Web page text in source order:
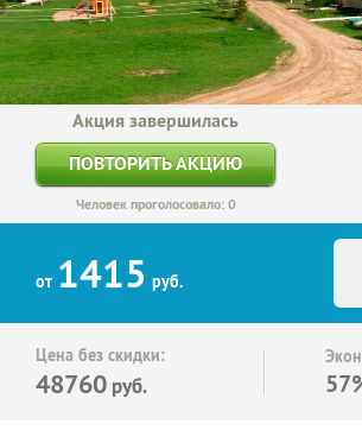
Акция завершилась
ПОВТОРИТЬ АКЦИЮ
Человек проголосовало: 0
от 1415 руб.
Цена без скидки:
48760 руб.